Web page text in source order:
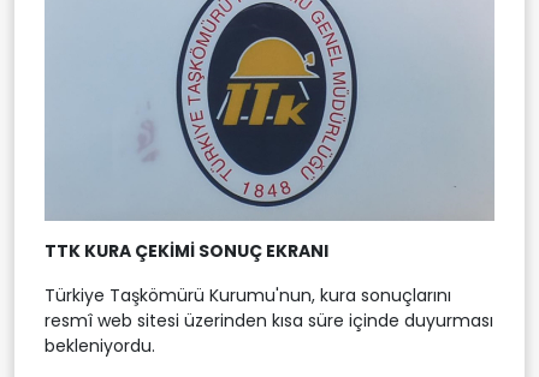
TTK KURA ÇEKİMİ SONUÇ EKRANI
Türkiye Taşkömürü Kurumu'nun, kura sonuçlarını
resmî web sitesi üzerinden kısa süre içinde duyurması
bekleniyordu.